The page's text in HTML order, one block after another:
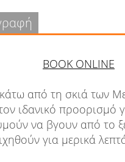
BOOK ONLINE
από τη σκιά των
ιδανικό προορισμό
να βγουν από το
για μερικά